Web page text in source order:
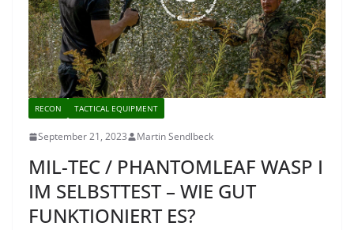
RECON TACTICAL EQUIPMENT
September 21, 2023 Martin Sendlbeck
MIL-TEC / PHANTOMLEAF WASP I
IM SELBSTTEST – WIE GUT
FUNKTIONIERT ES?